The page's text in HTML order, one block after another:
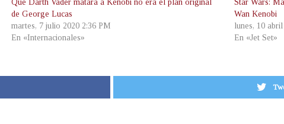
Que Darth Vader matara a Kenobi no era el plan original
de George Lucas
martes, 7 julio 2020 2:36 PM
En «Internacionales»
Star Wars:
Wan Kenobi
lunes, 10
En «Jet Set»